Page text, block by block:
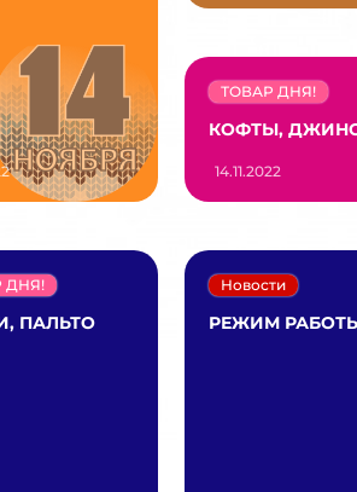
КОФТЫ,
ТОВАР ДНЯ!
14.11.2022
ПАЛЬТО
ДНЯ!
РЕЖИМ
Новости